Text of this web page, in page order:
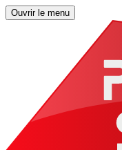
Ouvrir le menu